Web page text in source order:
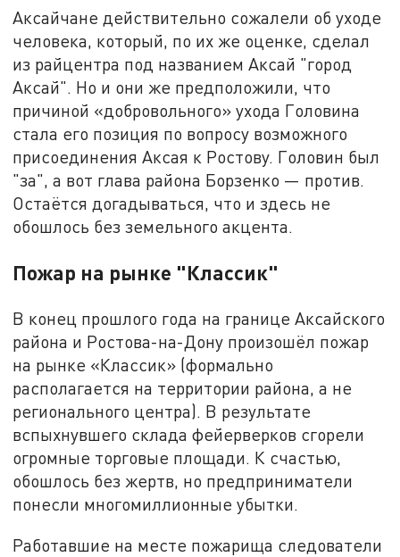
Аксайчане действительно сожалели об уходе
человека, который, по их же оценке, сделал
из райцентра под названием Аксай "город
Аксай". Но и они же предположили, что
причиной «добровольного» ухода Головина
стала его позиция по вопросу возможного
присоединения Аксая к Ростову. Головин был
"за", а вот глава района Борзенко — против.
Остаётся догадываться, что и здесь не
обошлось без земельного акцента.
Пожар на рынке "Классик"
В конец прошлого года на границе Аксайского
района и Ростова-на-Дону произошёл пожар
на рынке «Классик» (формально
располагается на территории района, а не
регионального центра). В результате
вспыхнувшего склада фейерверков сгорели
огромные торговые площади. К счастью,
обошлось без жертв, но предприниматели
понесли многомиллионные убытки.
Работавшие на месте пожарища следователи